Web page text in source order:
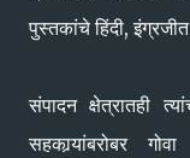
पुस्तकांचे हिंदी,
संपादन क्षेत्रातही
सहकार्‍यांबरोबर